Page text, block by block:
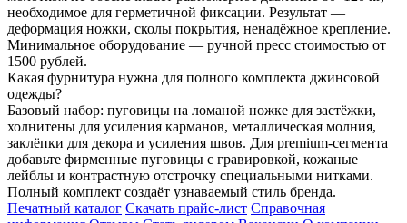
необходимое для герметичной фиксации. Результат —
деформация ножки, сколы покрытия, ненадёжное крепление.
Минимальное оборудование — ручной пресс стоимостью от
1500 рублей.
Какая фурнитура нужна для полного комплекта джинсовой
одежды?
Базовый набор: пуговицы на ломаной ножке для застёжки,
холнитены для усиления карманов, металлическая молния,
заклёпки для декора и усиления швов. Для premium-сегмента
добавьте фирменные пуговицы с гравировкой, кожаные
лейблы и контрастную отстрочку специальными нитками.
Полный комплект создаёт узнаваемый стиль бренда.
Печатный каталог Скачать прайс-лист Справочная